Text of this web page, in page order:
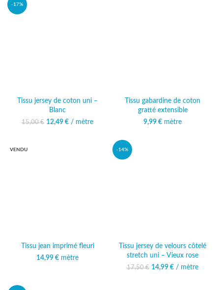
-17%
Tissu jersey de coton uni –
Blanc
15,00€
Le prix initial était :
12,49 €
Le prix
/ mètre
Tissu gabardine de coton
gratté extensible
9,99 € mètre
VENDU
Tissu jean imprimé fleuri
14,99 € mètre
-14%
Tissu jersey de velours côtelé
stretch uni – Vieux rose
17,50€
Le prix initial était :
14,99 €
Le prix
/ mètre